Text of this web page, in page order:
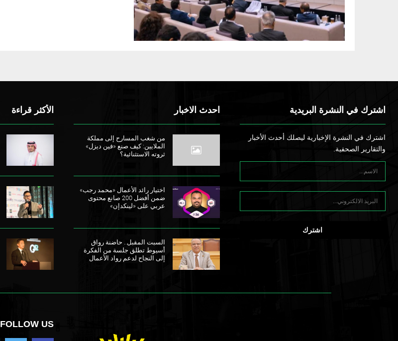
اشترك في النشرة البريدية
اشترك في النشرة الإخبارية ليصلك أحدث الأخبار
والتقارير الصحفية.
احدث الاخبار
من شغب المسارح إلى مملكة
الملايين: كيف صنع «فين ديزل»
ثروته الاستثنائية؟
اختيار رائد الأعمال «محمد رجب»
ضمن أفضل 200 صانع محتوى
عربي على «لينكدإن»
السبت المقبل.. حاضنة رواق
أسيوط تطلق جلسة من الفكرة
إلى النجاح لدعم رواد الأعمال
الأكثر قراءة
FOLLOW US